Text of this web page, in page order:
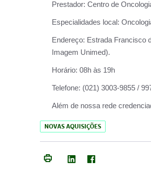
Prestador: Centro de
Especialidades local:
Endereço: Estrada Francisco
Imagem Unimed).
Horário: 08h às 19h
Telefone: (021) 3003-9855 /
Além de nossa rede
NOVAS AQUISIÇÕES